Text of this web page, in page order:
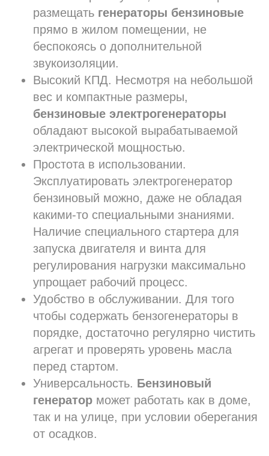
размещать генераторы бензиновые
прямо в жилом помещении, не
беспокоясь о дополнительной
звукоизоляции.
Высокий КПД. Несмотря на небольшой
вес и компактные размеры,
бензиновые электрогенераторы
обладают высокой вырабатываемой
электрической мощностью.
Простота в использовании.
Эксплуатировать электрогенератор
бензиновый можно, даже не обладая
какими-то специальными знаниями.
Наличие специального стартера для
запуска двигателя и винта для
регулирования нагрузки максимально
упрощает рабочий процесс.
Удобство в обслуживании. Для того
чтобы содержать бензогенераторы в
порядке, достаточно регулярно чистить
агрегат и проверять уровень масла
перед стартом.
Универсальность. Бензиновый
генератор может работать как в доме,
так и на улице, при условии оберегания
от осадков.